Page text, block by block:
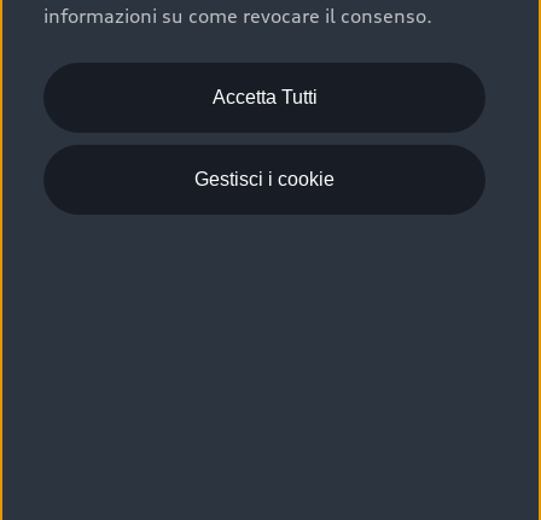
sottoposto a 110 controlli approfonditi e coperto da
garanzia fino a 4 anni per una maggiore tutela del tuo
acquisto.
informazioni su come revocare il consenso.
Accetta Tutti
Gestisci i cookie